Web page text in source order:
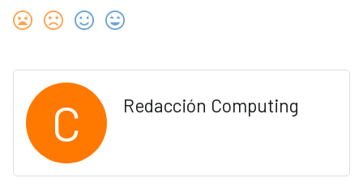
C Redacción Computing